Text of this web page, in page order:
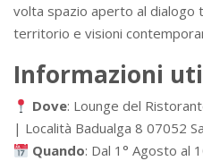
volta spazio aperto al dialogo
territorio e visioni
Informazioni
Dove: Lounge del
| Località Badualga 8 07052
Quando: Dal 1° Agosto al